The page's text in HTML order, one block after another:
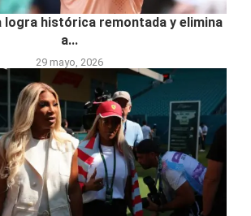
logra histórica remontada y elimina
a...
29 mayo, 2026